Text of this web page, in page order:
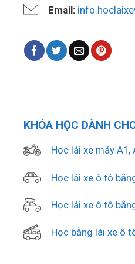
Email:
KHÓA HỌC DÀNH
Học lái xe máy A1,
Học lái xe ô tô
Học lái xe ô tô
Học bằng lái xe ô